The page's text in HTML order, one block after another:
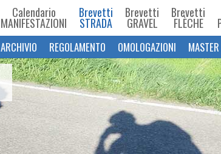
Calendario
MANIFESTAZIONI
Brevetti
STRADA
Brevetti
GRAVEL
Brevetti
FLÈCHE
ARCHIVIO REGOLAMENTO OMOLOGAZIONI